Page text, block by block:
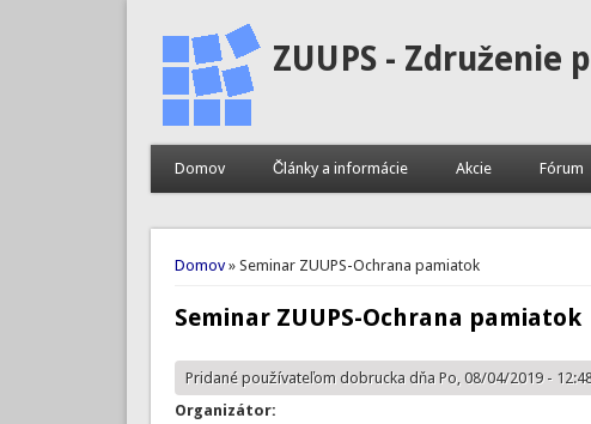
ZUUPS - Združenie
Domov Články a informácie Akcie Fórum
Nachádzate sa tu
Domov» Seminar ZUUPS-Ochrana pamiatok
Seminar ZUUPS-Ochrana pamiatok
Pridané používateľom dobruckadňa Po, 08/04/2019 -
Organizátor: